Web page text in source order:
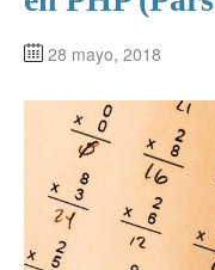
28 mayo, 2018